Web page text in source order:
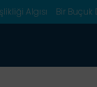
Algısı Bir Buçuk